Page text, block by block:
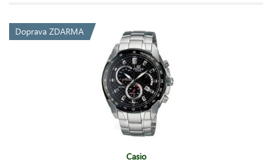
Doprava ZDARMA
Casio